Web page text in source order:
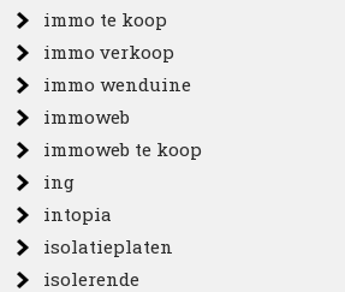
immo te koop
immo verkoop
immo wenduine
immoweb
immoweb te koop
ing
intopia
isolatieplaten
isolerende